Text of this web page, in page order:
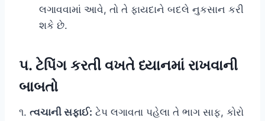
લગાવવામાં આવે, તો તે ફાયદાને બદલે નુકસાન કરી
શકે છે.
૫. ટેપિંગ કરતી વખતે ધ્યાનમાં રાખવાની
બાબતો
૧. ત્વચાની સફાઈ: ટેપ લગાવતા પહેલા તે ભાગ સાફ, કોરો